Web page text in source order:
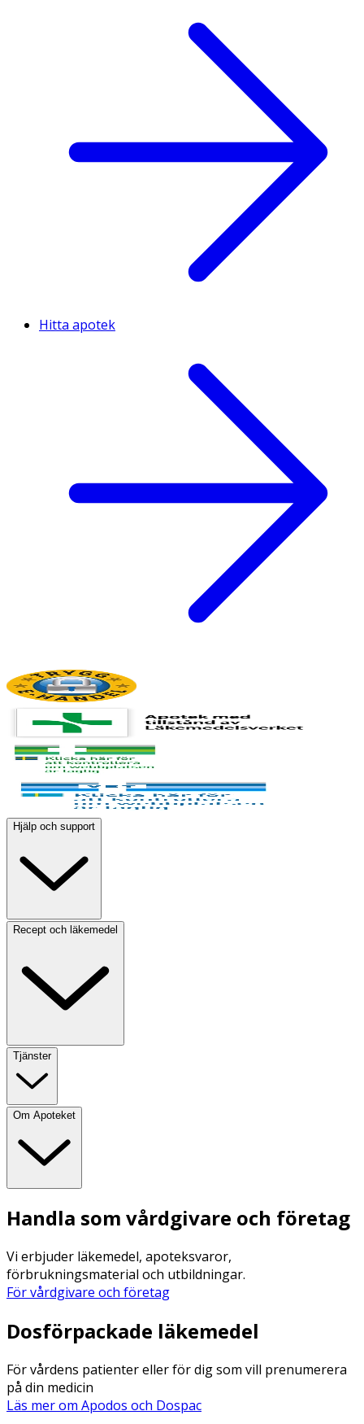
Hitta apotek
Hjälp och support
Recept och läkemedel
Tjänster
Om Apoteket
Handla som vårdgivare och företag
Vi erbjuder läkemedel, apoteksvaror,
förbrukningsmaterial och utbildningar.
För vårdgivare och företag
Dosförpackade läkemedel
För vårdens patienter eller för dig som vill prenumerera
på din medicin
Läs mer om Apodos och Dospac